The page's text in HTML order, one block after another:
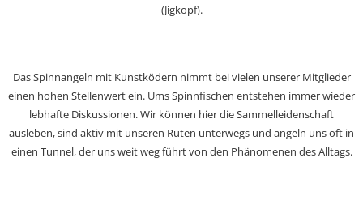
(Jigkopf).
Das Spinnangeln mit Kunstködern nimmt bei vielen unserer Mitglieder
einen hohen Stellenwert ein. Ums Spinnfischen entstehen immer wieder
lebhafte Diskussionen. Wir können hier die Sammelleidenschaft
ausleben, sind aktiv mit unseren Ruten unterwegs und angeln uns oft in
einen Tunnel, der uns weit weg führt von den Phänomenen des Alltags.